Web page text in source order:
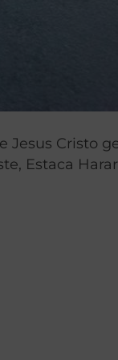
Cristo
Estaca